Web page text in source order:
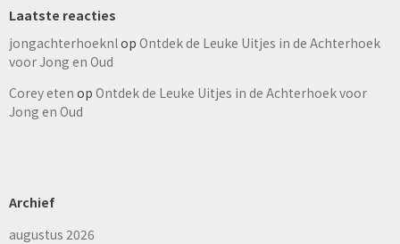
Laatste reacties
jongachterhoeknl op Ontdek de Leuke Uitjes in de Achterhoek
voor Jong en Oud
Corey eten op Ontdek de Leuke Uitjes in de Achterhoek voor
Jong en Oud
Archief
augustus 2026